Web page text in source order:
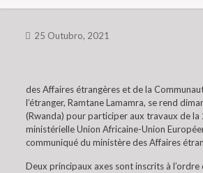
25 Outubro, 2021
des Affaires étrangères et de la
l’étranger, Ramtane Lamamra, se rend
(Rwanda) pour participer aux travaux de la
ministérielle Union Africaine-Union
communiqué du ministère des Affaires
Deux principaux axes sont inscrits à